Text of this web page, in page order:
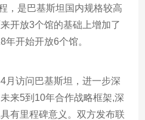
，是巴基斯坦国内规格较高
开放3个馆的基础上增加了
开始开放6个馆。
月访问巴基斯坦，进一步深
来5到10年合作战略框架,深
有里程碑意义。双方发布联